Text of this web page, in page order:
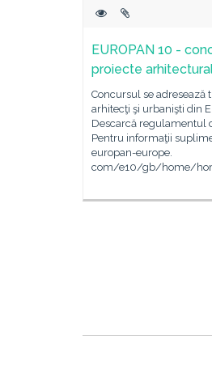
EUROPAN 10 -
proiecte
Concursul se adresează
arhitecţi şi urbanişti din
Descarcă regulamentul
Pentru informaţii
europan-europe.
com/e10/gb/home/